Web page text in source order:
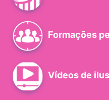
Formações
Vídeos de